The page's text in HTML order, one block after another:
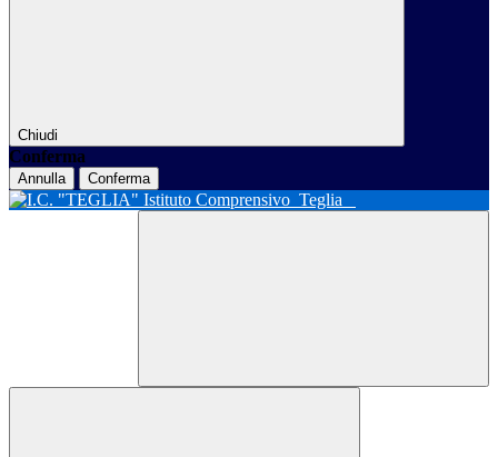
Chiudi
Conferma
Annulla Conferma
Istituto Comprensivo Teglia